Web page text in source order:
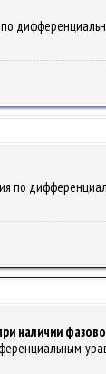
по
наличии